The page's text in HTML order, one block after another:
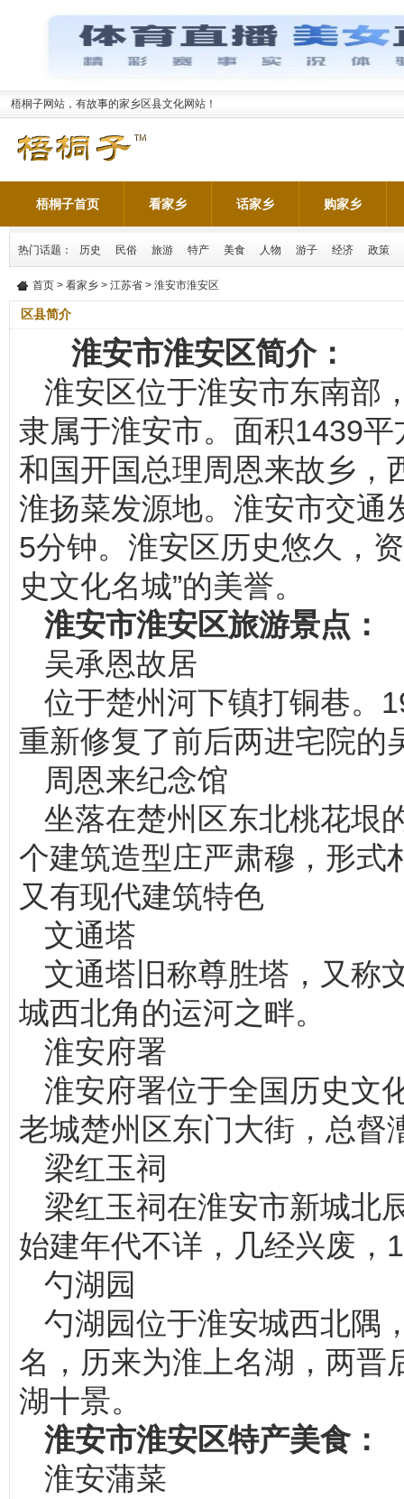
梧桐子网站，有故事的家乡区县文化网站！
梧桐子首页 看家乡 话家乡 购家乡
热门话题： 历史 民俗 旅游 特产 美食 人物 游子 经济 政策
首页 > 看家乡 > 江苏省 > 淮安市淮安区
区县简介
淮安市淮安区简介：
淮安区位于淮安市东南部
隶属于淮安市。面积1439
和国开国总理周恩来故乡，
淮扬菜发源地。淮安市交通
5分钟。淮安区历史悠久，
史文化名城”的美誉。
淮安市淮安区旅游景点：
吴承恩故居
位于楚州河下镇打铜巷。
重新修复了前后两进宅院的
周恩来纪念馆
坐落在楚州区东北桃花垠
个建筑造型庄严肃穆，形式
又有现代建筑特色
文通塔
文通塔旧称尊胜塔，又称
城西北角的运河之畔。
淮安府署
淮安府署位于全国历史文
老城楚州区东门大街，总督
梁红玉祠
梁红玉祠在淮安市新城北
始建年代不详，几经兴废，
勺湖园
勺湖园位于淮安城西北隅
名，历来为淮上名湖，两晋
湖十景。
淮安市淮安区特产美食：
淮安蒲菜